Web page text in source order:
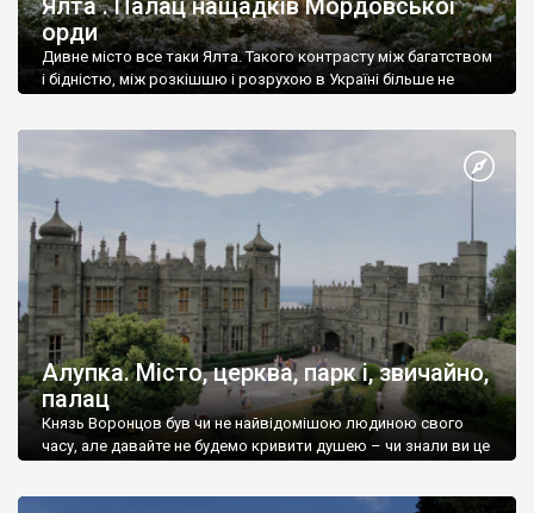
орди
Дивне місто все таки Ялта. Такого контрасту між багатством
і бідністю, між розкішшю і розрухою в Україні більше не
Алупка. Місто, церква, парк і, звичайно,
палац
Князь Воронцов був чи не найвідомішою людиною свого
часу, але давайте не будемо кривити душею – чи знали ви це